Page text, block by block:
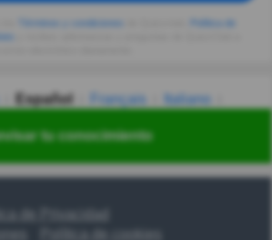
tu conocimiento
Español Français
Italiano
हिन्दी 한국어 汉语
de Privacidad